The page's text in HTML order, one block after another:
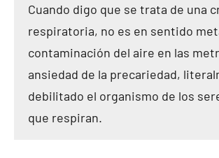
Cuando digo que se trata de una
respiratoria, no es en sentido
contaminación del aire en las
ansiedad de la precariedad,
debilitado el organismo de los
que respiran.